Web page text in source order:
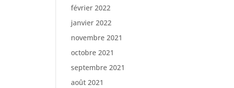
février 2022
janvier 2022
novembre 2021
octobre 2021
septembre 2021
août 2021